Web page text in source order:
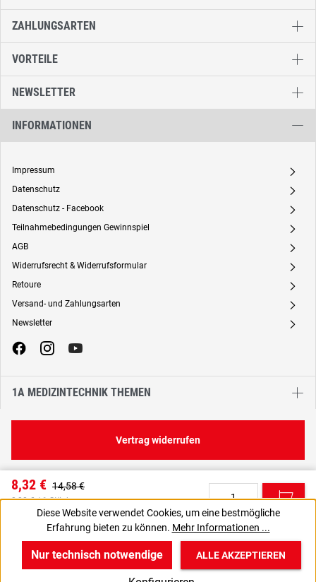
8,32 € 14,58 €
0,08 € / 1 Stück
9,90 € inkl. MwSt., | zzgl. Versand
C
ZAHLUNGSARTEN
VORTEILE
NEWSLETTER
INFORMATIONEN
Impressum A
Datenschutz A
Datenschutz - Facebook A
Teilnahmebedingungen Gewinnspiel A
AGB A
Widerrufsrecht & Widerrufsformular A
Retoure A
Versand- und Zahlungsarten A
Newsletter A
1A MEDIZINTECHNIK THEMEN
Vertrag widerrufen
Diese Website verwendet Cookies, um eine bestmögliche
Erfahrung bieten zu können. Mehr Informationen ...
Nur technisch notwendige ALLE AKZEPTIEREN
v B